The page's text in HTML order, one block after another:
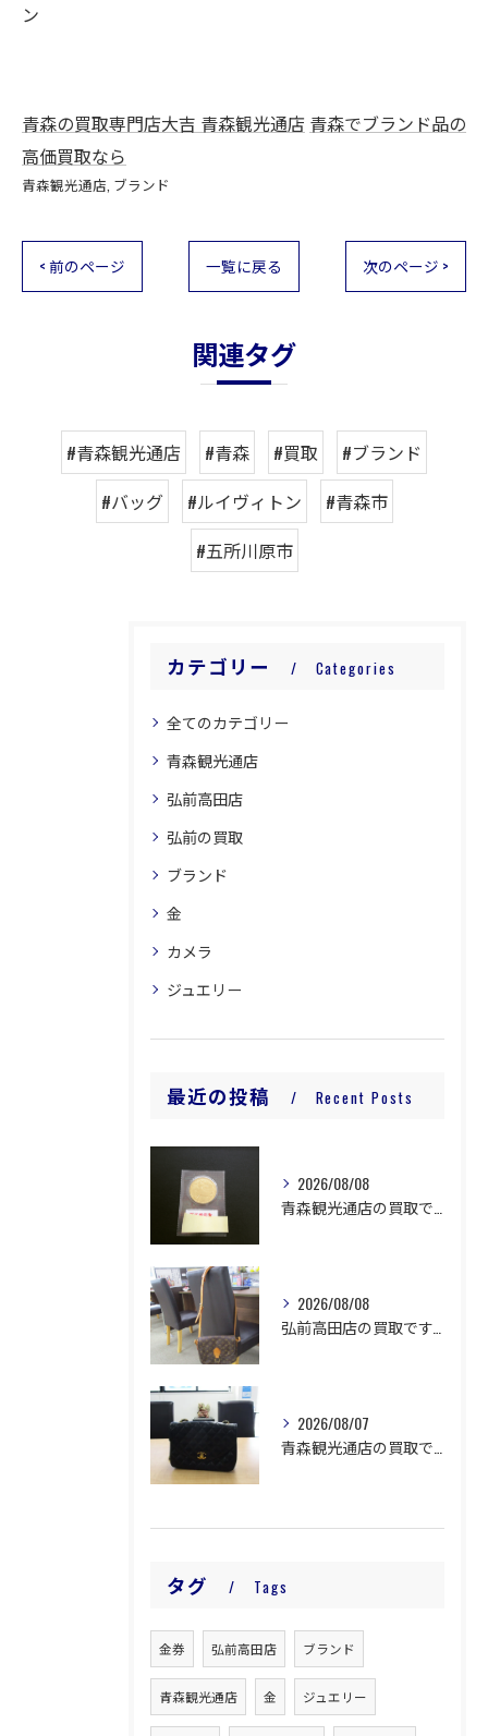
ン
青森の買取専門店大吉 青森観光通店 青森でブランド品の
高価買取なら
青森観光通店 ブランド
< 前のページ 一覧に戻る 次のページ >
関連タグ
#青森観光通店 #青森 #買取
#ブランド
#バッグ
#ルイヴィトン
#青森市
#五所川原市
カテゴリー Categories
全てのカテゴリー
青森観光通店
弘前高田店
弘前の買取
ブランド
金
カメラ
ジュエリー
最近の投稿 Recent Posts
2026/08/08
2026/08/08
2026/08/07
タグ Tags
金券 弘前高田店 ブランド
青森観光通店 金 ジュエリー